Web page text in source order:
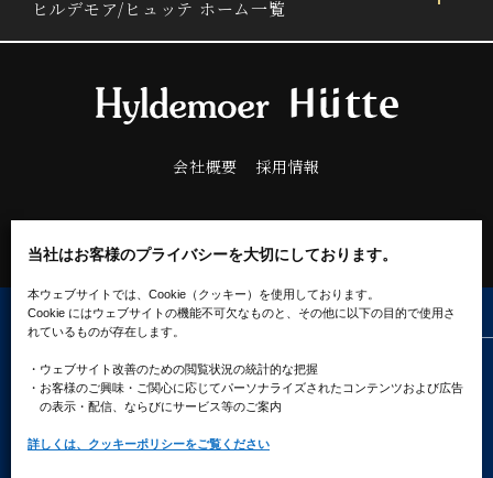
当社はお客様のプライバシーを大切にしております。
本ウェブサイトでは、Cookie（クッキー）を使用しております。
Cookie にはウェブサイトの機能不可欠なものと、その他に以下の目的で使用さ
れているものが存在します。
・ウェブサイト改善のための閲覧状況の統計的な把握
・お客様のご興味・ご関心に応じてパーソナライズされたコンテンツおよび広告
の表示・配信、ならびにサービス等のご案内
詳しくは、クッキーポリシーをご覧ください
ヒルデモア/ヒュッテ ホーム一覧
会社概要 採用情報
プライバシーポリシー
ソーシャルメディアポリシー
クッキーポリシー